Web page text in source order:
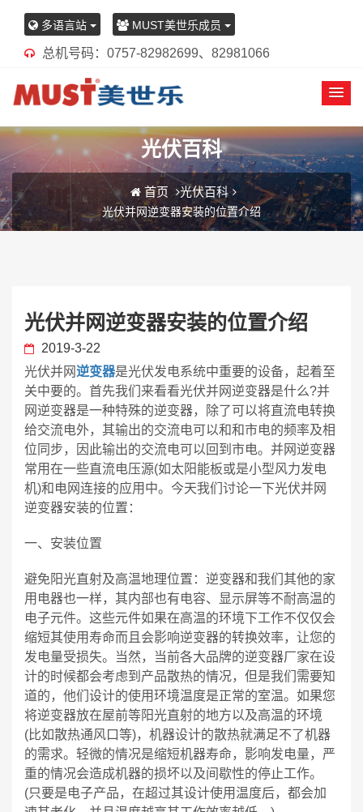
多语言站 MUST美世乐成员
总机号码：0757-82982699、82981066
光伏百科
首页 光伏百科
光伏并网逆变器安装的位置介绍
光伏并网逆变器安装的位置介绍
2019-3-22
光伏并网逆变器是光伏发电系统中重要的设备，起着至
关中要的。首先我们来看看光伏并网逆变器是什么?并
网逆变器是一种特殊的逆变器，除了可以将直流电转换
给交流电外，其输出的交流电可以和和市电的频率及相
位同步，因此输出的交流电可以回到市电。并网逆变器
常用在一些直流电压源(如太阳能板或是小型风力发电
机)和电网连接的应用中。今天我们讨论一下光伏并网
逆变器安装的位置：
一、安装位置
避免阳光直射及高温地理位置：逆变器和我们其他的家
用电器也一样，其内部也有电容、显示屏等不耐高温的
电子元件。这些元件如果在高温的环境下工作不仅仅会
缩短其使用寿命而且会影响逆变器的转换效率，让您的
发电量受损失。当然，当前各大品牌的逆变器厂家在设
计的时候都会考虑到产品散热的情况，但是我们需要知
道的，他们设计的使用环境温度是正常的室温。如果您
将逆变器放在屋前等阳光直射的地方以及高温的环境
(比如散热通风口等)，机器设计的散热就满足不了机器
的需求。轻微的情况是缩短机器寿命，影响发电量，严
重的情况会造成机器的损坏以及间歇性的停止工作。
(只要是电子产品，在超过其设计使用温度后，都会加